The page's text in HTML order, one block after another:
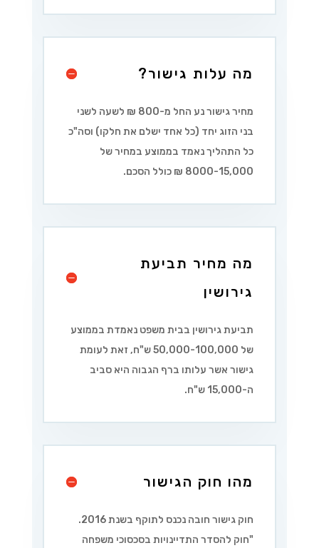
מה עלות גישור?
מחיר גישור נע החל מ-800 ₪ לשעה לשני
בני הזוג יחד (כל אחד ישלם את חלקו) וסה"כ
כל התהליך נאמד בממוצע במחיר של
8000-15,000 ₪ כולל הסכם.
מה מחיר תביעת
גירושין
תביעת גירושין בבית משפט נאמדת בממוצע
של 50,000-100,000 ש"ח, זאת לעומת
גישור אשר עלותו ברף הגבוה היא סביב
ה-15,000 ש"ח.
מהו חוק הגישור
חוק גישור חובה נכנס לתוקף בשנת 2016.
"חוק להסדר התדיינויות בסכסוכי משפחה